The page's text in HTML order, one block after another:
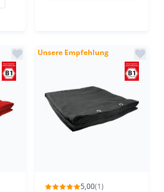
Unsere Empfehlung
5,00(1)